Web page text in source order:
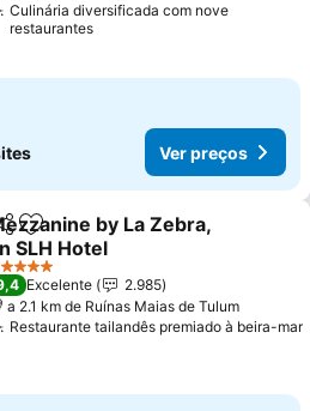
Culinária diversificada com nove
restaurantes
Ver preços
Adicionar aos favoritos
by La Zebra,
SLH Hotel
Excelente
2.985
a 2.1 km de Ruínas Maias de Tulum
Restaurante tailandês premiado à beira-mar